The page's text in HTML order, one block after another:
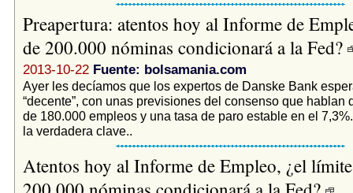
Preapertura: atentos hoy al Informe de
de 200.000 nóminas condicionará a la Fed?
2013-10-22 Fuente: bolsamania.com
Ayer les decíamos que los expertos de Danske Bank
“decente”, con unas previsiones del consenso que hablan
de 180.000 empleos y una tasa de paro estable en el
la verdadera clave..
Atentos hoy al Informe de Empleo, ¿el